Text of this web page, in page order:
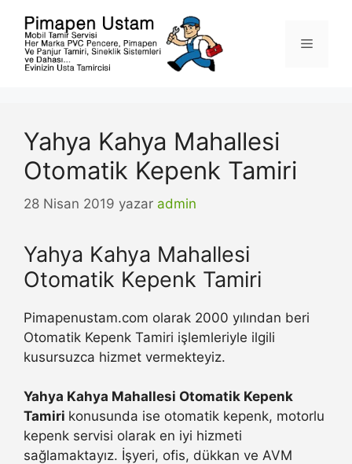
Menü
Yahya Kahya Mahallesi
Otomatik Kepenk Tamiri
28 Nisan 2019 yazar admin
Yahya Kahya Mahallesi
Otomatik Kepenk Tamiri
Pimapenustam.com olarak 2000 yılından beri
Otomatik Kepenk Tamiri işlemleriyle ilgili
kusursuzca hizmet vermekteyiz.
Yahya Kahya Mahallesi Otomatik Kepenk
Tamiri konusunda ise otomatik kepenk, motorlu
kepenk servisi olarak en iyi hizmeti
sağlamaktayız. İşyeri, ofis, dükkan ve AVM